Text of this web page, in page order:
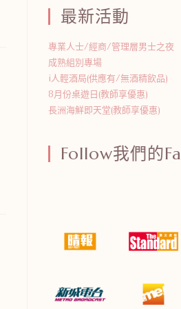
最新活動
專業人士/經商/管理層男士之夜
成熟組別專場
i人輕酒局(供應有/無酒精飲品)
8月份桌遊日(教師享優惠)
長洲海鮮即天堂(教師享優惠)
Follow我們的